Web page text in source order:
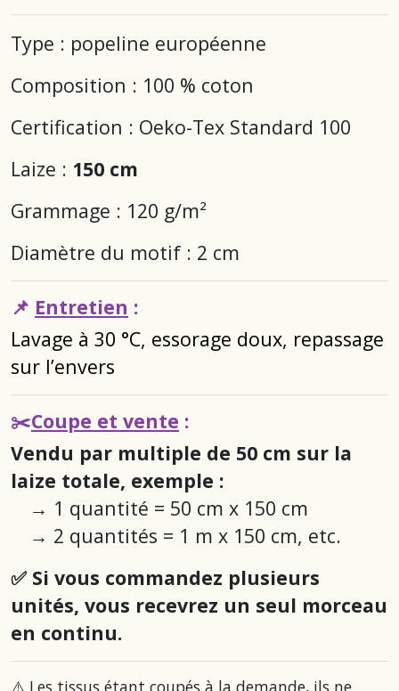
Type : popeline européenne
Composition : 100 % coton
Certification : Oeko-Tex Standard 100
Laize : 150 cm
Grammage : 120 g/m²
Diamètre du motif : 2 cm
📌 Entretien :
Lavage à 30 °C, essorage doux, repassage
sur l’envers
✂️Coupe et vente :
Vendu par multiple de 50 cm sur la
laize totale, exemple :
→ 1 quantité = 50 cm x 150 cm
→ 2 quantités = 1 m x 150 cm, etc.
✅ Si vous commandez plusieurs
unités, vous recevrez un seul morceau
en continu.
⚠️ Les tissus étant coupés à la demande, ils ne